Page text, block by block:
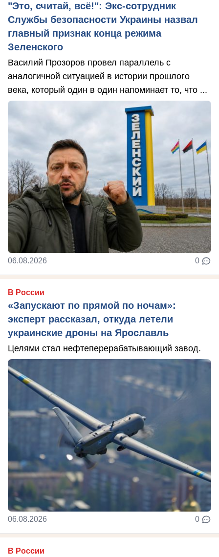
"Это, считай, всё!": Экс-сотрудник
Службы безопасности Украины назвал
главный признак конца режима
Зеленского
Василий Прозоров провел параллель с
аналогичной ситуацией в истории прошлого
века, который один в один напоминает то, что ...
06.08.2026 0
В России
«Запускают по прямой по ночам»:
эксперт рассказал, откуда летели
украинские дроны на Ярославль
Целями стал нефтеперерабатывающий завод.
06.08.2026 0
В России